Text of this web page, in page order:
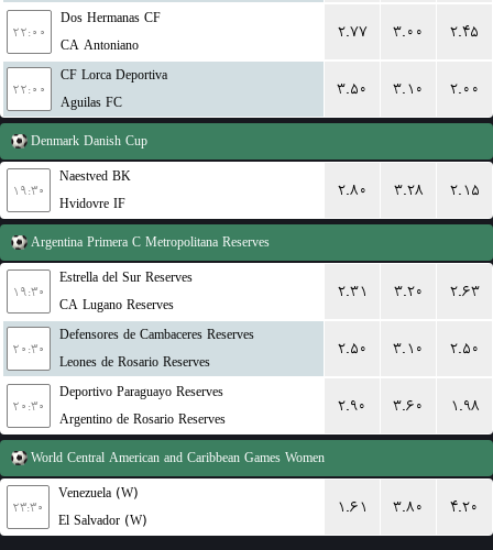
۲۲:۰۰
Dos Hermanas CF
CA Antoniano
۲.۷۷ ۳.۰۰ ۲.۴۵
۲۲:۰۰
CF Lorca Deportiva
Aguilas FC
۳.۵۰ ۳.۱۰ ۲.۰۰
Denmark Danish Cup
۱۹:۳۰
Naestved BK
Hvidovre IF
۲.۸۰ ۳.۲۸ ۲.۱۵
Argentina Primera C Metropolitana Reserves
۱۹:۳۰
Estrella del Sur Reserves
CA Lugano Reserves
۲.۳۱ ۳.۲۰ ۲.۶۳
۲۰:۳۰
Defensores de Cambaceres Reserves
Leones de Rosario Reserves
۲.۵۰ ۳.۱۰ ۲.۵۰
۲۰:۳۰
Deportivo Paraguayo Reserves
Argentino de Rosario Reserves
۲.۹۰ ۳.۶۰ ۱.۹۸
World Central American and Caribbean Games Women
۲۳:۳۰
Venezuela (W)
El Salvador (W)
۱.۶۱ ۳.۸۰ ۴.۲۰